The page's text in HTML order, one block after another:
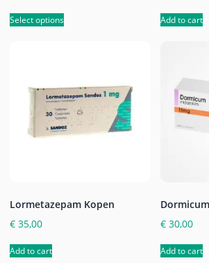
Select options Add to cart
Lormetazepam Kopen
€ 35,00
Add to cart
€ 30,00
Add to cart